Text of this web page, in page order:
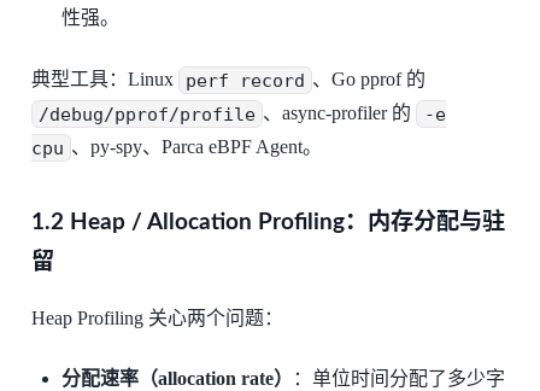
性强。
典型工具：Linux perf record 、Go pprof 的
/debug/pprof/profile 、async-profiler 的
-e
cpu 、py-spy、Parca eBPF Agent。
1.2 Heap / Allocation Profiling：内存分配与驻
留
Heap Profiling 关心两个问题：
分配速率（allocation rate）
：单位时间分配了多少字